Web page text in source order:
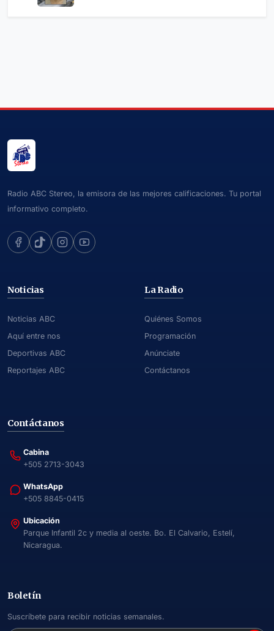
Radio ABC Stereo, la emisora de las mejores calificaciones. Tu portal
informativo completo.
Noticias
Noticias ABC
Aquí entre nos
Deportivas ABC
Reportajes ABC
La Radio
Quiénes Somos
Programación
Anúnciate
Contáctanos
Contáctanos
Cabina
+505 2713-3043
WhatsApp
+505 8845-0415
Ubicación
Parque Infantil 2c y media al oeste. Bo. El Calvario, Estelí,
Nicaragua.
Boletín
Suscríbete para recibir noticias semanales.